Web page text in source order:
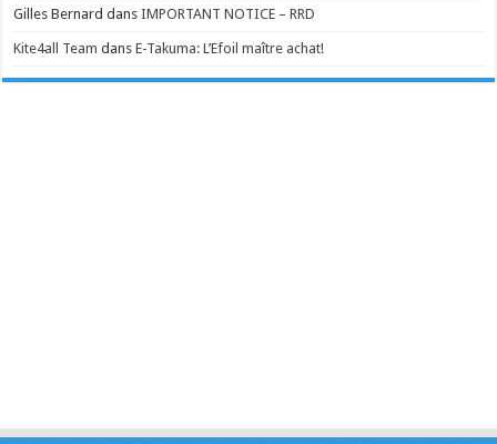
Gilles Bernard dansIMPORTANT NOTICE – RRD
Kite4all Team dansE-Takuma: L’Efoil maître achat!